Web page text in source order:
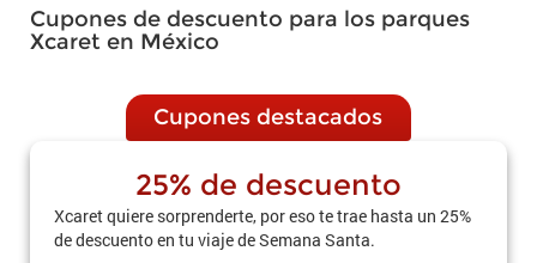
Cupones de descuento para los parques
Xcaret en México
Cupones destacados
25% de descuento
Xcaret quiere sorprenderte, por eso te trae hasta un 25%
de descuento en tu viaje de Semana Santa.